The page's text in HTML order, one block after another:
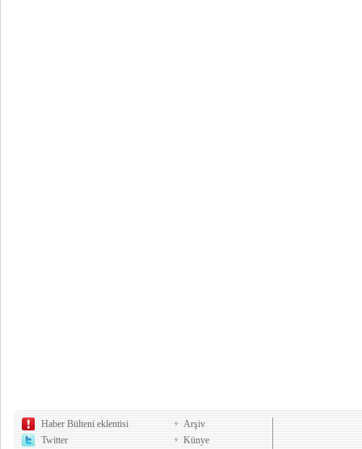
Haber Bülteni eklentisi
Twitter
Arşiv
Künye